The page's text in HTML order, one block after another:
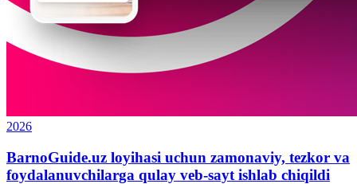
2026
BarnoGuide.uz loyihasi uchun zamonaviy, tezkor va
foydalanuvchilarga qulay veb-sayt ishlab chiqildi